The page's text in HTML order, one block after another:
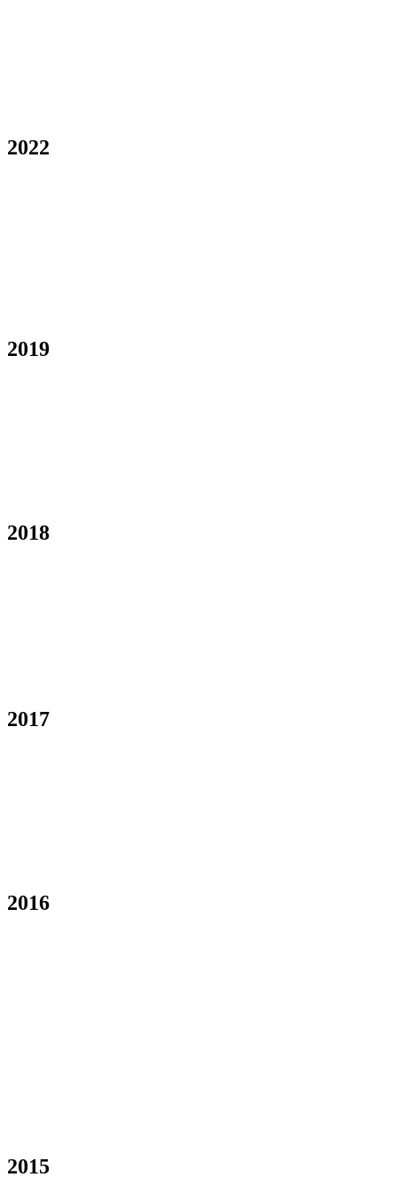
2022
2019
2018
2017
2016
2015